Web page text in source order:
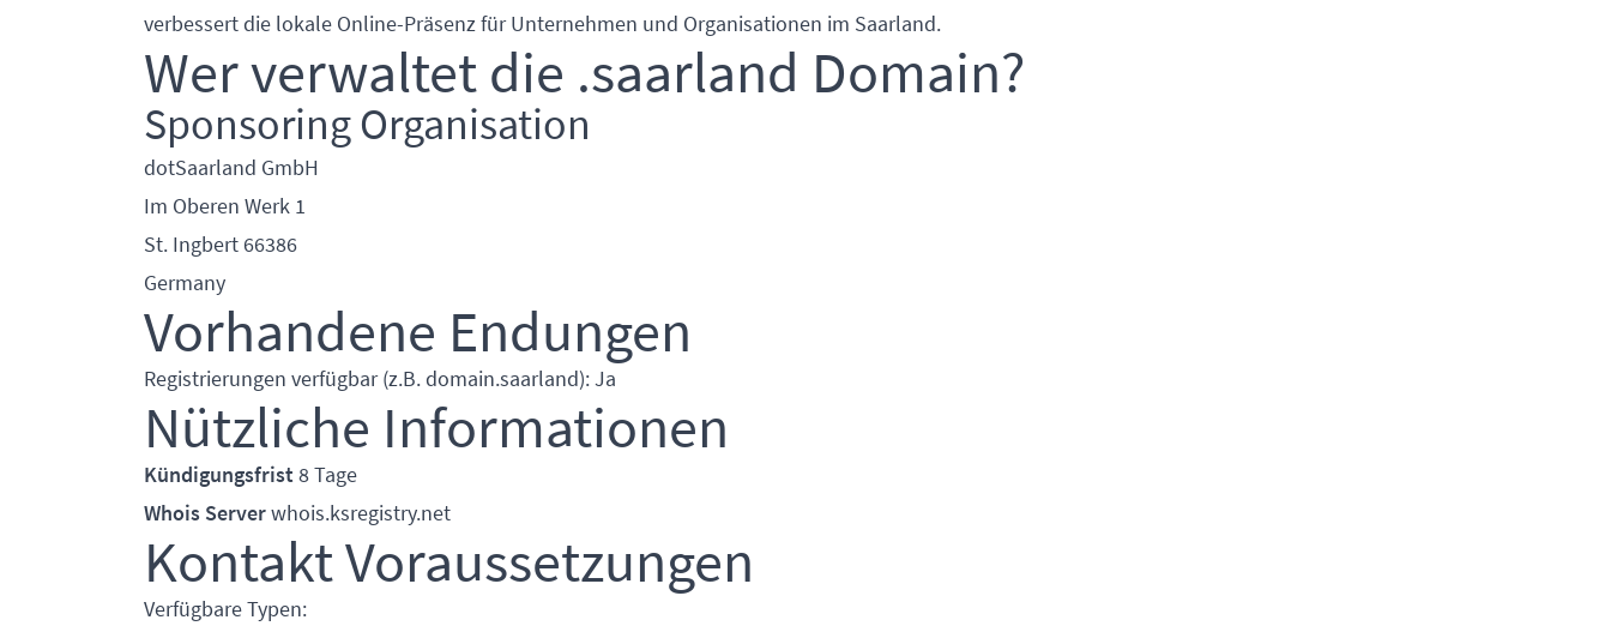
verbessert die lokale Online-Präsenz für Unternehmen und Organisationen im Saarland.
Wer verwaltet die .saarland Domain?
Sponsoring Organisation
dotSaarland GmbH
Im Oberen Werk 1
St. Ingbert 66386
Germany
Vorhandene Endungen
Registrierungen verfügbar (z.B. domain.saarland): Ja
Nützliche Informationen
Kündigungsfrist 8 Tage
Whois Serverwhois.ksregistry.net
Kontakt Voraussetzungen
Verfügbare Typen: